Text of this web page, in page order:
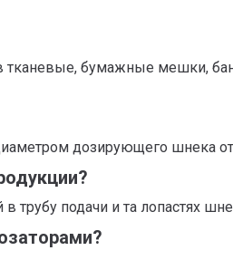
тканевые, бумажные мешки,
дозирующего шнека
подачи и та лопастях